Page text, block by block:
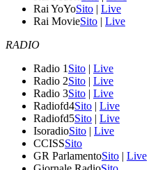
Rai YoYoSito | Live
Rai MovieSito | Live
RADIO
Radio 1 Sito | Live
Radio 2Sito | Live
Radio 3Sito | Live
Radiofd4Sito | Live
Radiofd5Sito | Live
IsoradioSito | Live
CCISSSito
GR ParlamentoSito | Live